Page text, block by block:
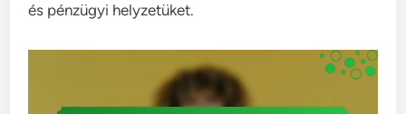
és pénzügyi helyzetüket.